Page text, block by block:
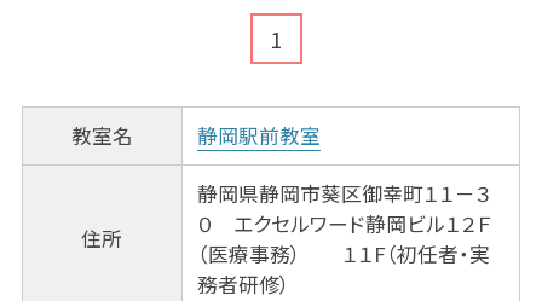
1
教室名 静岡駅前教室
住所
静岡県静岡市葵区御幸町１１－３
０ エクセルワード静岡ビル１２Ｆ
（医療事務） １１F（初任者・実
務者研修）